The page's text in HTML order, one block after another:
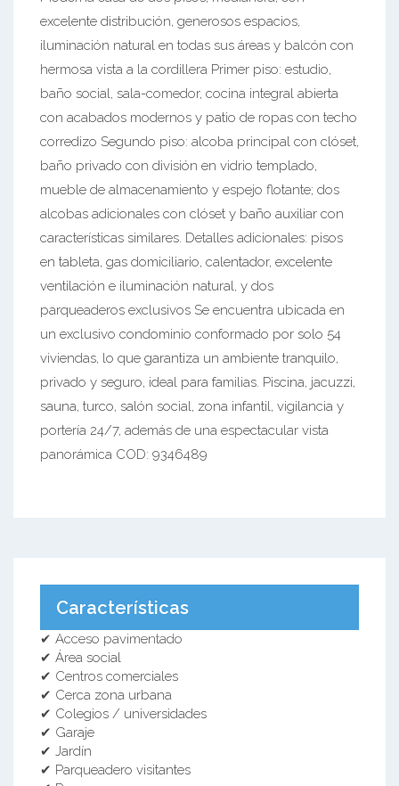
excelente distribución, generosos espacios,
iluminación natural en todas sus áreas y balcón con
hermosa vista a la cordillera Primer piso: estudio,
baño social, sala-comedor, cocina integral abierta
con acabados modernos y patio de ropas con techo
corredizo Segundo piso: alcoba principal con clóset,
baño privado con división en vidrio templado,
mueble de almacenamiento y espejo flotante; dos
alcobas adicionales con clóset y baño auxiliar con
características similares. Detalles adicionales: pisos
en tableta, gas domiciliario, calentador, excelente
ventilación e iluminación natural, y dos
parqueaderos exclusivos Se encuentra ubicada en
un exclusivo condominio conformado por solo 54
viviendas, lo que garantiza un ambiente tranquilo,
privado y seguro, ideal para familias. Piscina, jacuzzi,
sauna, turco, salón social, zona infantil, vigilancia y
portería 24/7, además de una espectacular vista
panorámica COD: 9346489
Características
✔ Acceso pavimentado
✔ Área social
✔ Centros comerciales
✔ Cerca zona urbana
✔ Colegios / universidades
✔ Garaje
✔ Jardín
✔ Parqueadero visitantes